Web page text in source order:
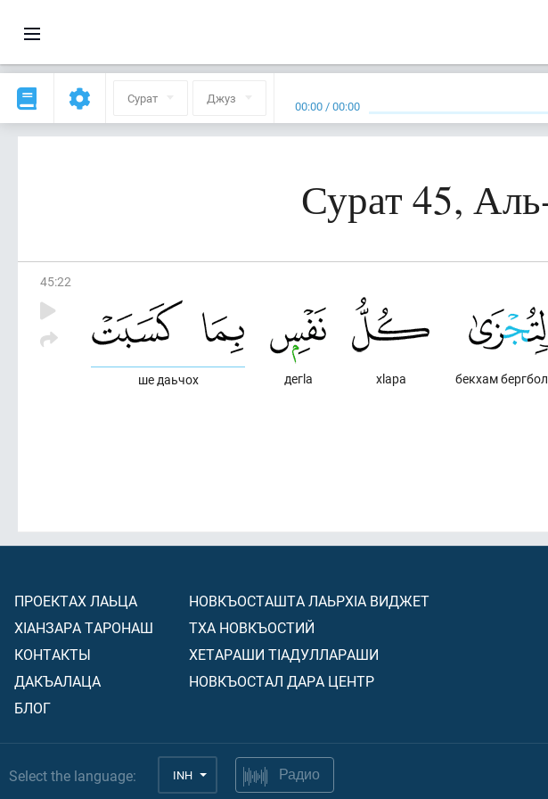
Сурат Джуз 00:00 /00:00
Сурат 45,
45:22
бекхам
хlара
дегlа
ше даьчох
ПРОЕКТАХ ЛАЬЦА
ХIАНЗАРА ТАРОНАШ
КОНТАКТЫ
ДАКЪАЛАЦА
БЛОГ
НОВКЪОСТАШТА ЛАЬРХIА ВИДЖЕТ
ТХА НОВКЪОСТИЙ
ХЕТАРАШИ ТIАДУЛЛАРАШИ
НОВКЪОСТАЛ ДАРА ЦЕНТР
Select the language: INH Радио